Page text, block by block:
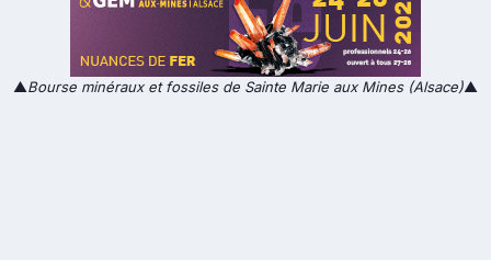
▲Bourse minéraux et fossiles de Sainte Marie aux Mines (Alsace)▲